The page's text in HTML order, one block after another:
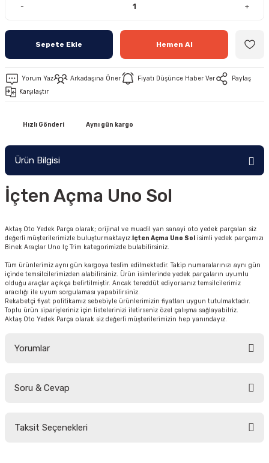
- +
Sepete Ekle Hemen Al
Yorum Yaz Arkadaşına Öner Fiyatı Düşünce Haber Ver
Paylaş
Karşılaştır
Hızlı Gönderi Aynı gün kargo
Ürün Bilgisi
İçten Açma Uno Sol
Aktaş Oto Yedek Parça olarak; orijinal ve muadil yan sanayi oto yedek parçaları siz
değerli müşterilerimizle buluşturmaktayız.İçten Açma Uno Sol isimli yedek parçamızı
Binek Araçlar Uno İç Trim kategorimizde bulabilirsiniz.
Tüm ürünlerimiz aynı gün kargoya teslim edilmektedir. Takip numaralarınızı aynı gün
içinde temsilcilerimizden alabilirsiniz. Ürün isimlerinde yedek parçaların uyumlu
olduğu araçlar açıkça belirtilmiştir. Ancak tereddüt ediyorsanız temsilcilerimiz
aracılığı ile uyum sorgulaması yapabilirsiniz.
Rekabetçi fiyat politikamız sebebiyle ürünlerimizin fiyatları uygun tutulmaktadır.
Toplu ürün siparişleriniz için listelerinizi iletirseniz özel çalışma sağlayabilriz.
Aktaş Oto Yedek Parça olarak siz değerli müşterilerimizin hep yanındayız.
Yorumlar
Soru & Cevap
Taksit Seçenekleri